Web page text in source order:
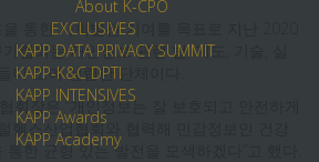
About K-CPO
EXCLUSIVES
KAPP DATA PRIVACY SUMMIT
KAPP-K&C DPTI
KAPP INTENSIVES
KAPP Awards
KAPP Academy
통한 사회발전 기여를 목표로 지난 2020
협회는 개인정보 관련 법, 제도, 기술, 실
이 모여 설립한 단체이다.
회장은 “개인정보는 잘 보호되고 안전하게
헬스산업협회와 협력해 민감정보인 건강
통한 균형 있는 발전을 모색하겠다”고 했다.